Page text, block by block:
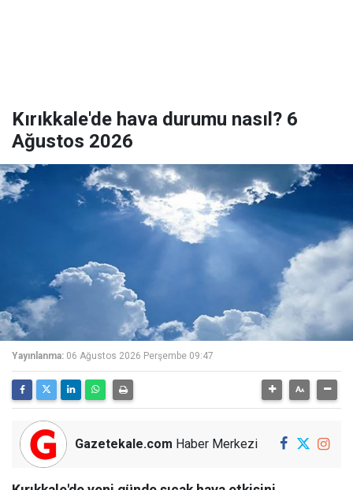
Kırıkkale'de hava durumu nasıl? 6
Ağustos 2026
Yayınlanma: 06 Ağustos 2026 Perşembe 09:47
Gazetekale.com Haber Merkezi